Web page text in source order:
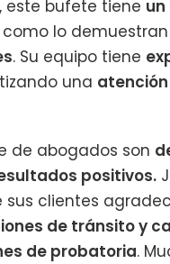
este bufete tiene
como lo
. Su equipo tiene
una
de abogados son
positivos.
clientes
de tránsito y
de probatoria.